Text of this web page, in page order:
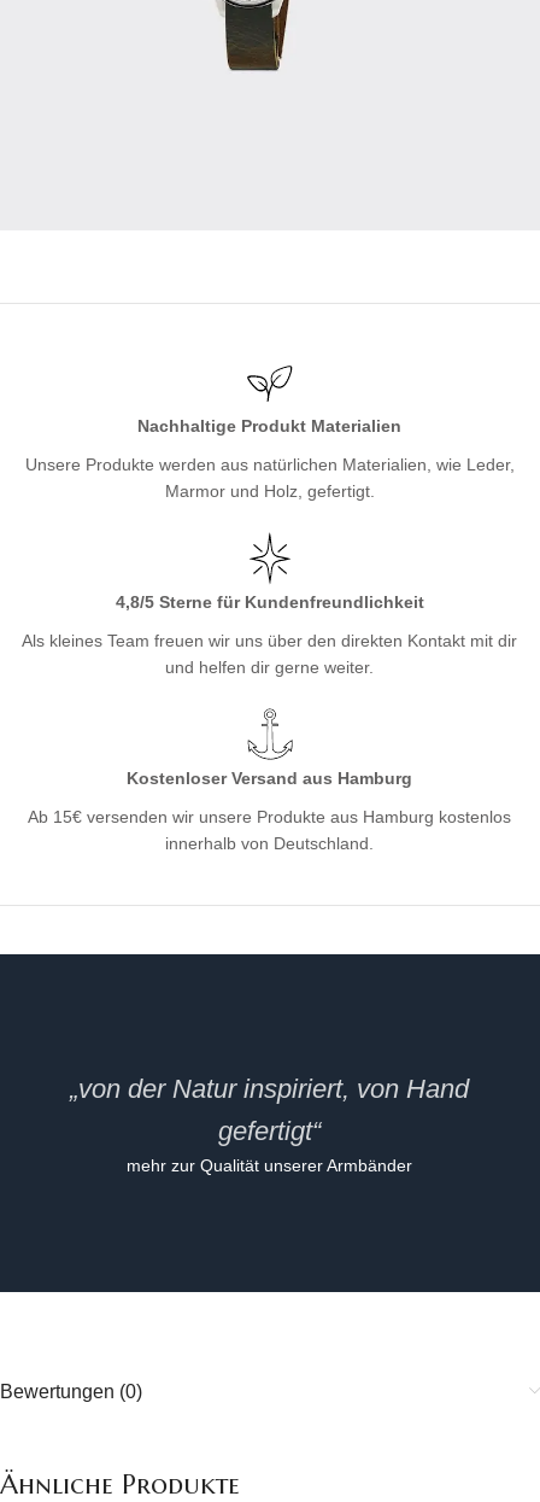
Nachhaltige Produkt Materialien
Unsere Produkte werden aus natürlichen Materialien, wie Leder,
Marmor und Holz, gefertigt.
4,8/5 Sterne für Kundenfreundlichkeit
Als kleines Team freuen wir uns über den direkten Kontakt mit dir
und helfen dir gerne weiter.
Kostenloser Versand aus Hamburg
Ab 15€ versenden wir unsere Produkte aus Hamburg kostenlos
innerhalb von Deutschland.
„von der Natur inspiriert, von Hand
gefertigt“
mehr zur Qualität unserer Armbänder
Bewertungen (0)
Ähnliche Produkte